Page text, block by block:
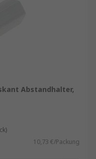
Abstandhalter,
10,73 €/Packung